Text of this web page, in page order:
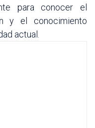
para conocer el
y el conocimiento
actual.